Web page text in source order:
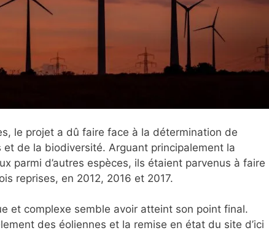
le projet a dû faire face à la détermination de
de la biodiversité. Arguant principalement la
parmi d’autres espèces, ils étaient parvenus à faire
reprises, en 2012, 2016 et 2017.
et complexe semble avoir atteint son point final.
des éoliennes et la remise en état du site d’ici